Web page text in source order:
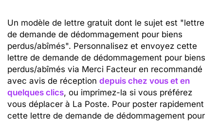
Un modèle de lettre gratuit dont le sujet est "lettre
de demande de dédommagement pour biens
perdus/abîmés". Personnalisez et envoyez cette
lettre de demande de dédommagement pour biens
perdus/abîmés via Merci Facteur en recommandé
avec avis de réception depuis chez vous et en
quelques clics, ou imprimez-la si vous préférez
vous déplacer à La Poste. Pour poster rapidement
cette lettre de demande de dédommagement pour